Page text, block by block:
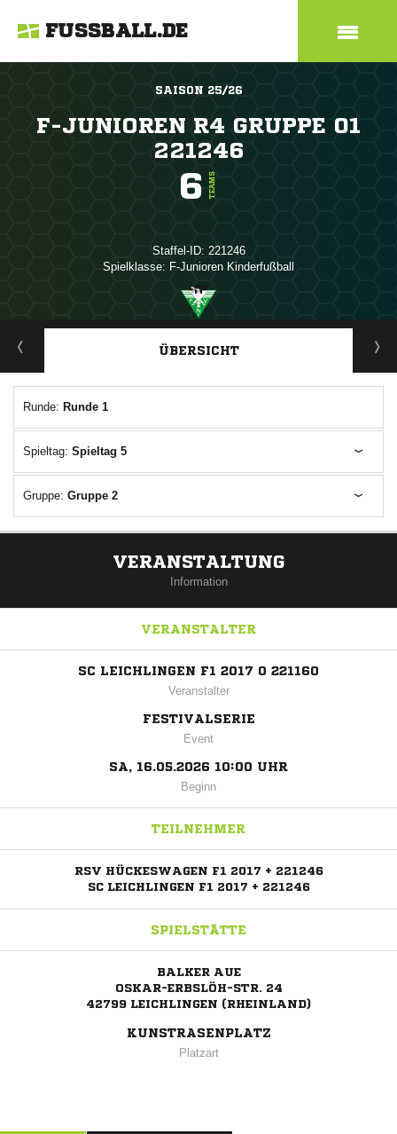
FUSSBALL.DE
SAISON 25/26
F-JUNIOREN R4 GRUPPE 01
221246
6 TEAMS
Staffel-ID: 221246
Spielklasse: F-Junioren Kinderfußball
ANZEIGE
ÜBERSICHT
Runde: Runde 1
Spieltag: Spieltag 5
Gruppe: Gruppe 2
VERANSTALTUNG
Information
VERANSTALTER
SC LEICHLINGEN F1 2017 0 221160
Veranstalter
FESTIVALSERIE
Event
SA, 16.05.2026 10:00 UHR
Beginn
TEILNEHMER
RSV HÜCKESWAGEN F1 2017 + 221246
SC LEICHLINGEN F1 2017 + 221246
SPIELSTÄTTE
BALKER AUE
OSKAR-ERBSLÖH-STR. 24
42799 LEICHLINGEN (RHEINLAND)
KUNSTRASENPLATZ
Platzart